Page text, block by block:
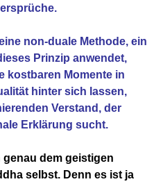
non-duale Methode, ein
Prinzip anwendet,
kostbaren Momente in
hinter sich lassen,
Verstand, der
Erklärung sucht.
dem geistigen
selbst. Denn es ist ja